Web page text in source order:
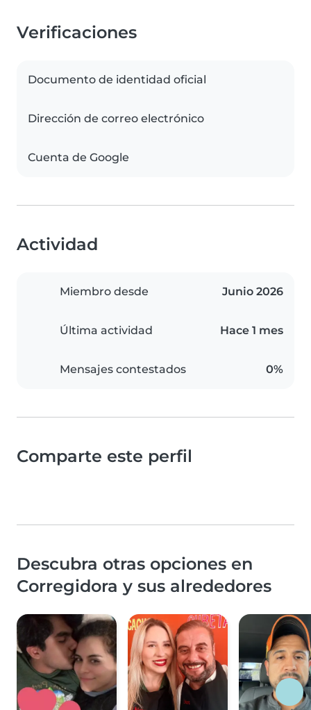
Verificaciones
Documento de identidad oficial
Dirección de correo electrónico
Cuenta de Google
Actividad
Miembro desde Junio 2026
Última actividad Hace 1 mes
Mensajes contestados 0%
Comparte este perfil
Descubra otras opciones en
Corregidora y sus alrededores